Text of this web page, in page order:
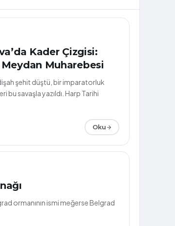
Kader Çizgisi:
Muharebesi
şehit düştü, bir imparatorluk
bu savaşla yazıldı. Harp Tarihi
Oku
ormanının ismi meğerse Belgrad